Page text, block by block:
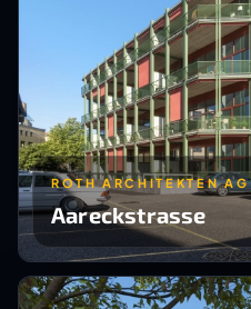
ROTH ARCHITEKTEN AG
Aareckstrasse